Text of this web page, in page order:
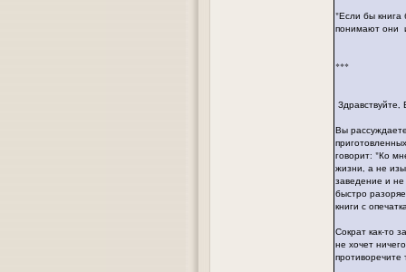
"Если бы книга
понимают они
***
Здравствуйте,
Вы
говорит: "Ко
жизни, а не
заведение и
быстро
книги с
Сократ как-то
не хочет
противоречите